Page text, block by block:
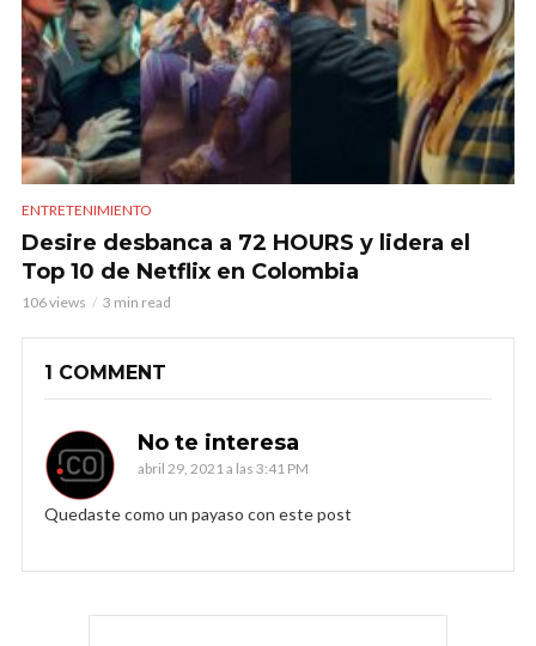
ENTRETENIMIENTO
Desire desbanca a 72 HOURS y lidera el
Top 10 de Netflix en Colombia
106 views 3 min read
1 COMMENT
No te interesa
abril 29, 2021 a las 3:41 PM
Quedaste como un payaso con este post